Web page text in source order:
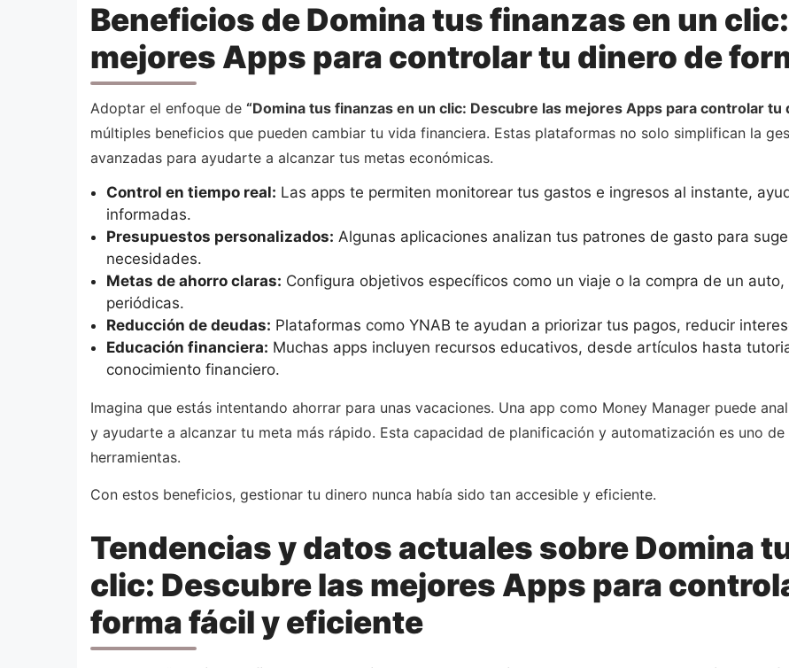
Beneficios de Domina tus finanzas en un
mejores Apps para controlar tu dinero de
Adoptar el enfoque de “Domina tus finanzas en un clic: Descubre las mejores Apps para controlar
múltiples beneficios que pueden cambiar tu vida financiera. Estas plataformas no solo simplifican la
avanzadas para ayudarte a alcanzar tus metas económicas.
Control en tiempo real: Las apps te permiten monitorear tus gastos e ingresos al instante,
informadas.
Presupuestos personalizados: Algunas aplicaciones analizan tus patrones de gasto para
necesidades.
Metas de ahorro claras: Configura objetivos específicos como un viaje o la compra de un
periódicas.
Reducción de deudas: Plataformas como YNAB te ayudan a priorizar tus pagos, reducir
Educación financiera: Muchas apps incluyen recursos educativos, desde artículos hasta
conocimiento financiero.
Imagina que estás intentando ahorrar para unas vacaciones. Una app como Money Manager puede
y ayudarte a alcanzar tu meta más rápido. Esta capacidad de planificación y automatización es uno
herramientas.
Con estos beneficios, gestionar tu dinero nunca había sido tan accesible y eficiente.
Tendencias y datos actuales sobre Domina
clic: Descubre las mejores Apps para
forma fácil y eficiente